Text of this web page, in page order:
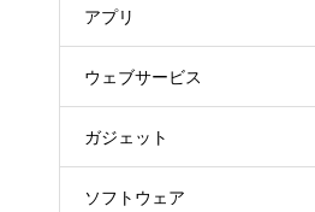
アプリ
ウェブサービス
ガジェット
ソフトウェア